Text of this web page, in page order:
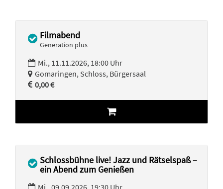
Filmabend
Generation plus
Mi., 11.11.2026, 18:00 Uhr
Gomaringen, Schloss, Bürgersaal
0,00 €
Schlossbühne live! Jazz und Rätselspaß –
ein Abend zum Genießen
Mi., 09.09.2026, 19:30 Uhr